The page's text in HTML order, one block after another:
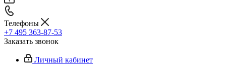
Телефоны
+7 495 363-87-53
Заказать звонок
Личный кабинет